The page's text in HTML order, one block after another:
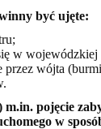
być ujęte:
w
wójta
pojęcie
w